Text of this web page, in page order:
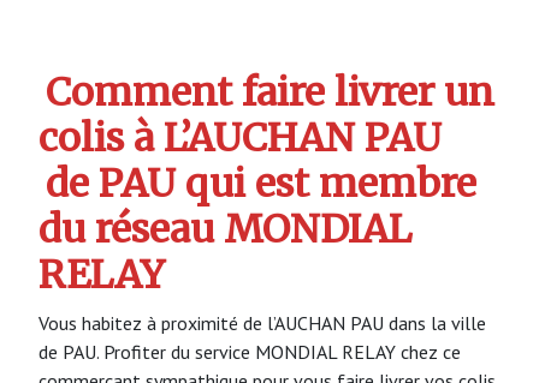
Comment faire livrer un
colis à L’AUCHAN PAU
de PAU qui est membre
du réseau MONDIAL
RELAY
Vous habitez à proximité de l’AUCHAN PAU dans la ville
de PAU. Profiter du service MONDIAL RELAY chez ce